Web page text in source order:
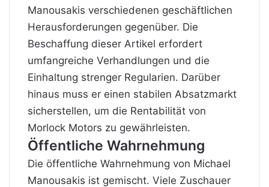
Manousakis verschiedenen geschäftlichen
Herausforderungen gegenüber. Die
Beschaffung dieser Artikel erfordert
umfangreiche Verhandlungen und die
Einhaltung strenger Regularien. Darüber
hinaus muss er einen stabilen Absatzmarkt
sicherstellen, um die Rentabilität von
Morlock Motors zu gewährleisten.
Öffentliche Wahrnehmung
Die öffentliche Wahrnehmung von Michael
Manousakis ist gemischt. Viele Zuschauer